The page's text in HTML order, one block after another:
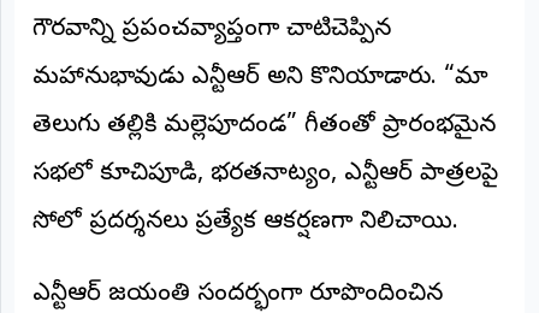
చేరండి
లాగిన్
(Login)
©
NEWS
గౌరవాన్ని ప్రపంచవ్యాప్తంగా చాటిచెప్పిన
మహానుభావుడు ఎన్టీఆర్ అని కొనియాడారు. “మా
తెలుగు తల్లికి మల్లెపూదండ” గీతంతో ప్రారంభమైన
సభలో కూచిపూడి, భరతనాట్యం, ఎన్టీఆర్ పాత్రలపై
సోలో ప్రదర్శనలు ప్రత్యేక ఆకర్షణగా నిలిచాయి.
ఎన్టీఆర్ జయంతి సందర్భంగా రూపొందించిన